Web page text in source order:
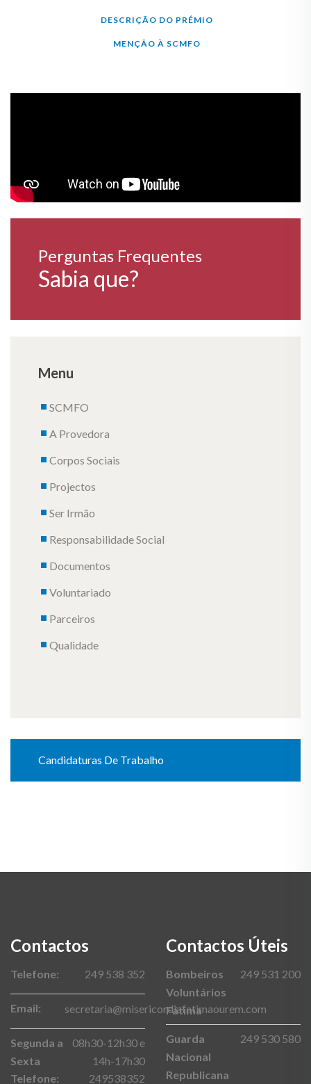
DESCRIÇÃO DO PRÉMIO
MENÇÃO À SCMFO
Perguntas Frequentes
Sabia que?
Menu
SCMFO
A Provedora
Corpos Sociais
Projectos
Ser Irmão
Responsabilidade Social
Documentos
Voluntariado
Parceiros
Qualidade
Candidaturas De Trabalho
Contactos
Telefone: 249 538 352
Email: secretaria@misericordiafatimaourem.com
Segunda a
Sexta
08h30-12h30 e
14h-17h30
Telefone:
249538352
Contactos Úteis
Bombeiros
Voluntários
Fátima
249 531 200
Guarda
Nacional
Republicana
249 530 580